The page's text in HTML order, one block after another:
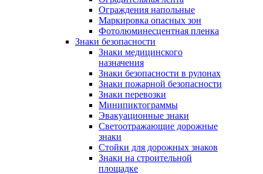
Ограждения напольные
Маркировка опасных зон
Фотолюминесцентная пленка
Знаки безопасности
Знаки медицинского
назначения
Знаки безопасности в рулонах
Знаки пожарной безопасности
Знаки перевозки
Минипиктограммы
Эвакуационные знаки
Светоотражающие дорожные
знаки
Стойки для дорожных знаков
Знаки на строительной
площадке